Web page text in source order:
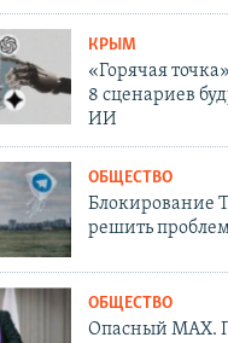
КРЫМ
«Горячая
8 сценариев
ИИ
ОБЩЕСТВО
Блокирование
решить
ОБЩЕСТВО
Опасный MAX.